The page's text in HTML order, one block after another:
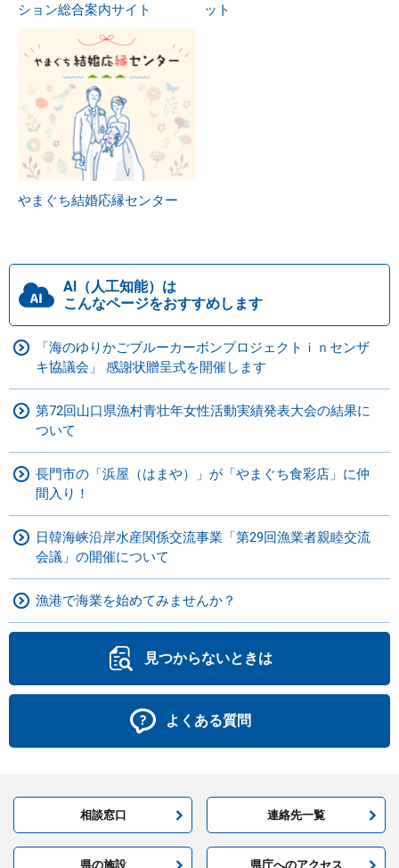
ション総合案内サイト
ット
やまぐち結婚応縁センター
AI（人工知能）は
こんなページをおすすめします
「海のゆりかごブルーカーボンプロジェクトｉｎセンザ
キ協議会」 感謝状贈呈式を開催します
第72回山口県漁村青壮年女性活動実績発表大会の結果に
ついて
長門市の「浜屋（はまや）」が「やまぐち食彩店」に仲
間入り！
日韓海峡沿岸水産関係交流事業「第29回漁業者親睦交流
会議」の開催について
漁港で海業を始めてみませんか？
見つからないときは
よくある質問
相談窓口 連絡先一覧
県の施設 県庁へのアクセス